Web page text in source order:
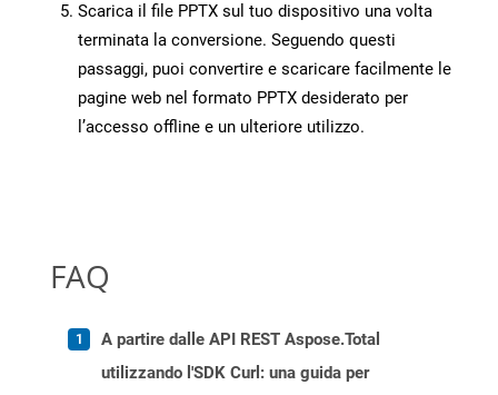
Scarica il file PPTX sul tuo dispositivo una volta
terminata la conversione. Seguendo questi
passaggi, puoi convertire e scaricare facilmente le
pagine web nel formato PPTX desiderato per
l’accesso offline e un ulteriore utilizzo.
FAQ
A partire dalle API REST Aspose.Total
utilizzando l'SDK Curl: una guida per